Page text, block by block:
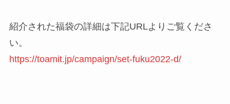
紹介された福袋の詳細は下記URLよりご覧くださ
い。
https://toamit.jp/campaign/set-fuku2022-d/